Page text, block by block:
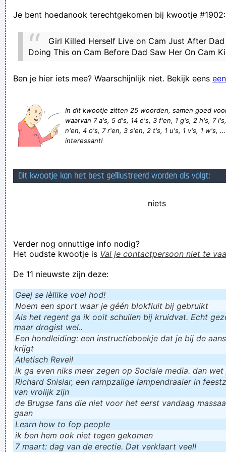
hersens heeft zal het wel kloppen
Gij moogt uw smoel dichthouden, is dàt niks!?
groep iemand hoort
Wanqeur
Niets is zo intens spannend om te volgen als de tensie
Ik krijg ook wel eens te horen dat ik stink. maar dan niet naar
Verknoei je tijd op een nuttige manier!
Je bent hoedanook terechtgekomen bij kwootje #1902:
Girl Killed Herself Live on Cam Just After Dad
Doing This on Cam Before Dad Saw Her On Cam
Ben je hier iets mee? Waarschijnlijk niet. Bekijk eens
In dit kwootje zitten 25 woorden, samen goed
waarvan 7 a's, 5 d's, 14 e's, 3 f'en, 1 g's, 2 h's, 7
n'en, 4 o's, 7 r'en, 3 s'en, 2 t's, 1 u's, 1 v's, 1 w's,
interessant!
Dit kwootje kan het best geïllustreerd worden als volgt:
niets
Verder nog onnuttige info nodig?
Het oudste kwootje is Val je contactpersoon niet te
De 11 nieuwste zijn deze:
Geej se lèllike voel hod!
Noem een sport waar je géén blokfluit bij gebruikt
Als het regent ga ik ooit schuilen bij kruidvat. Echt
maar drogist wel..
Een hondleiding: een instructieboekje dat je bij de
krijgt
Atletisch Reveil
ik ga even niks meer zegen op Sociale media. dan
Richard Snisiar, een rampzalige lampendraaier in
van vrolijk zijn
de Brugse fans die niet voor het eerst vandaag
gaan
Learn how to fop people
ik ɓen hem ook niet tegen gekomen
7 maart: dag van de erectie. Dat verklaart veel!